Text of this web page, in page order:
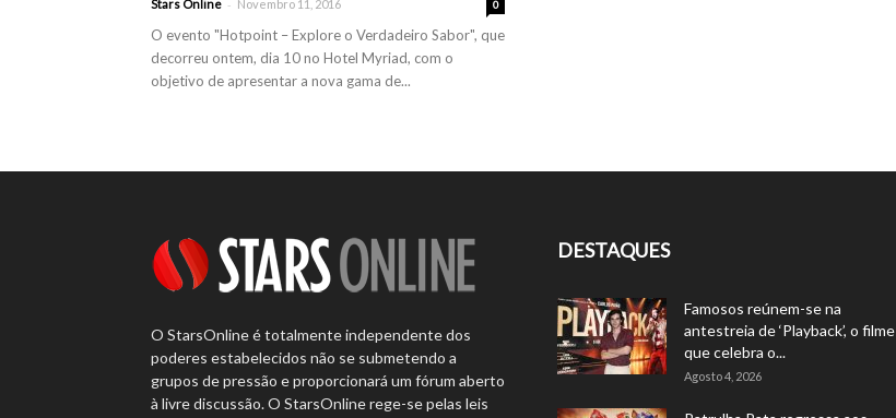
Stars Online - Novembro 11, 2016 0
O evento "Hotpoint – Explore o Verdadeiro Sabor", que
decorreu ontem, dia 10 no Hotel Myriad, com o
objetivo de apresentar a nova gama de...
O StarsOnline é totalmente independente dos
poderes estabelecidos não se submetendo a
grupos de pressão e proporcionará um fórum aberto
à livre discussão. O StarsOnline rege-se pelas leis
DESTAQUES
Famosos reúnem-se na
antestreia de ‘Playback’, o filme
que celebra o...
Agosto 4, 2026